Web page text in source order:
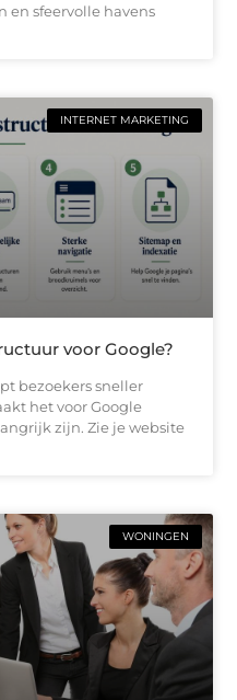
en sfeervolle havens
INTERNET MARKETING
voor Google?
bezoekers sneller
het voor Google
zijn. Zie je website
WONINGEN